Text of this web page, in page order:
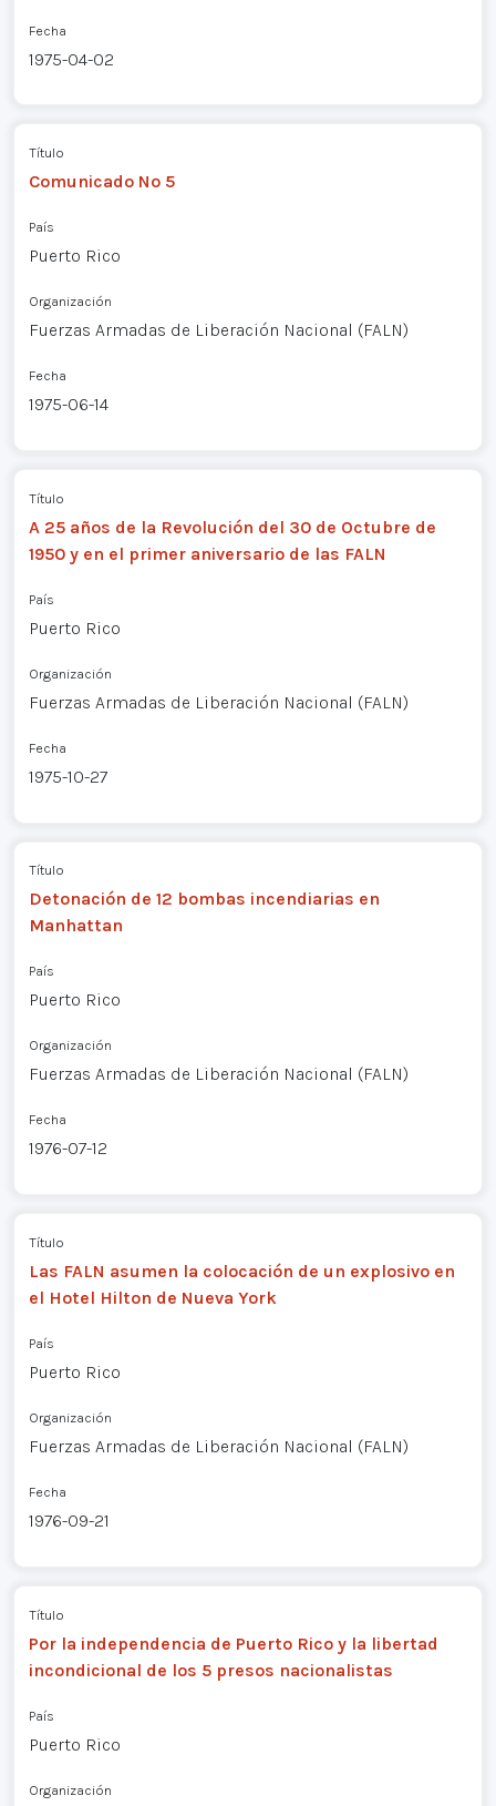
Fecha
1975-04-02
Título
Comunicado Nº 5
País
Puerto Rico
Organización
Fuerzas Armadas de Liberación Nacional (FALN)
Fecha
1975-06-14
Título
A 25 años de la Revolución del 30 de Octubre de
1950 y en el primer aniversario de las FALN
País
Puerto Rico
Organización
Fuerzas Armadas de Liberación Nacional (FALN)
Fecha
1975-10-27
Título
Detonación de 12 bombas incendiarias en
Manhattan
País
Puerto Rico
Organización
Fuerzas Armadas de Liberación Nacional (FALN)
Fecha
1976-07-12
Título
Las FALN asumen la colocación de un explosivo en
el Hotel Hilton de Nueva York
País
Puerto Rico
Organización
Fuerzas Armadas de Liberación Nacional (FALN)
Fecha
1976-09-21
Título
Por la independencia de Puerto Rico y la libertad
incondicional de los 5 presos nacionalistas
País
Puerto Rico
Organización